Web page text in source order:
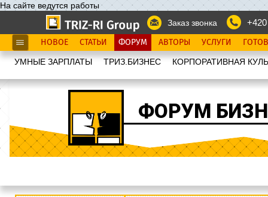
На сайте ведутся работы
Заказ звонка
НОВОЕ СТАТЬИ ФОРУМ АВТОРЫ УСЛУГИ
УМНЫЕ ЗАРПЛАТЫ ТРИЗ.БИЗНЕС КОРПОРАТИВНАЯ
ФОРУМ